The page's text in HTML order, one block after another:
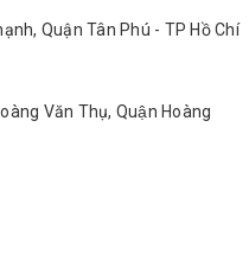
Quận Tân Phú - TP Hồ Chí
Văn Thụ, Quận Hoàng